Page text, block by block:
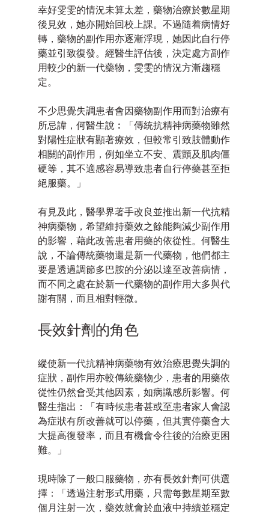
幸好雯雯的情況未算太差，藥物治療於數星期
後見效，她亦開始回校上課。不過隨着病情好
轉，藥物的副作用亦逐漸浮現，她因此自行停
藥並引致復發。經醫生評估後，決定處方副作
用較少的新一代藥物，雯雯的情況方漸趨穩
定。
不少思覺失調患者會因藥物副作用而對治療有
所忌諱，何醫生說︰「傳統抗精神病藥物雖然
對陽性症狀有顯著療效，但較常引致肢體動作
相關的副作用，例如坐立不安、震顫及肌肉僵
硬等，其不適感容易導致患者自行停藥甚至拒
絕服藥。」
有見及此，醫學界著手改良並推出新一代抗精
神病藥物，希望維持藥效之餘能夠減少副作用
的影響，藉此改善患者用藥的依從性。何醫生
說，不論傳統藥物還是新一代藥物，他們都主
要是透過調節多巴胺的分泌以達至改善病情，
而不同之處在於新一代藥物的副作用大多與代
謝有關，而且相對輕微。
長效針劑的角色
縱使新一代抗精神病藥物有效治療思覺失調的
症狀，副作用亦較傳統藥物少，患者的用藥依
從性仍然會受其他因素，如病識感所影響。何
醫生指出：「有時候患者甚或至患者家人會認
為症狀有所改善就可以停藥，但其實停藥會大
大提高復發率，而且有機會令往後的治療更困
難。」
現時除了一般口服藥物，亦有長效針劑可供選
擇：「透過注射形式用藥，只需每數星期至數
個月注射一次，藥效就會於血液中持續並穩定